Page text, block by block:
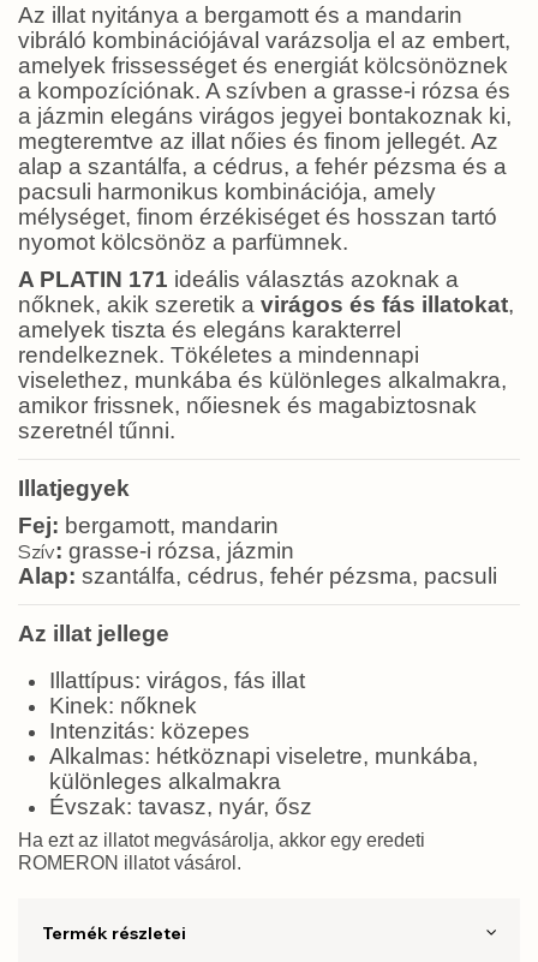
Az illat nyitánya a bergamott és a mandarin
vibráló kombinációjával varázsolja el az embert,
amelyek frissességet és energiát kölcsönöznek
a kompozíciónak. A szívben a grasse-i rózsa és
a jázmin elegáns virágos jegyei bontakoznak ki,
megteremtve az illat nőies és finom jellegét. Az
alap a szantálfa, a cédrus, a fehér pézsma és a
pacsuli harmonikus kombinációja, amely
mélységet, finom érzékiséget és hosszan tartó
nyomot kölcsönöz a parfümnek.
A PLATIN 171 ideális választás azoknak a
nőknek, akik szeretik a virágos és fás illatokat,
amelyek tiszta és elegáns karakterrel
rendelkeznek. Tökéletes a mindennapi
viselethez, munkába és különleges alkalmakra,
amikor frissnek, nőiesnek és magabiztosnak
szeretnél tűnni.
Illatjegyek
Fej: bergamott, mandarin
Szív: grasse-i rózsa, jázmin
Alap: szantálfa, cédrus, fehér pézsma, pacsuli
Az illat jellege
Illattípus: virágos, fás illat
Kinek: nőknek
Intenzitás: közepes
Alkalmas: hétköznapi viseletre, munkába,
különleges alkalmakra
Évszak: tavasz, nyár, ősz
Ha ezt az illatot megvásárolja, akkor egy eredeti
ROMERON illatot vásárol.
Termék részletei